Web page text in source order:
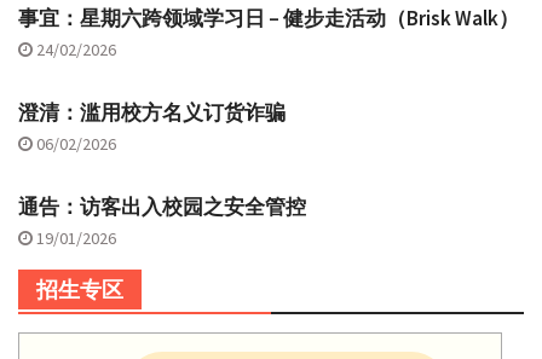
事宜：星期六跨领域学习日 – 健步走活动（Brisk Walk）
24/02/2026
澄清：滥用校方名义订货诈骗
06/02/2026
通告：访客出入校园之安全管控
19/01/2026
招生专区